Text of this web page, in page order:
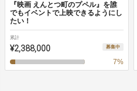
『映画 えんとつ町のプペル』を誰
でもイベントで上映できるようにし
たい！
累計
¥2,388,000 募集中
7%